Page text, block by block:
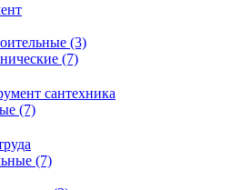
(3)
(7)
сантехника
(7)
(7)